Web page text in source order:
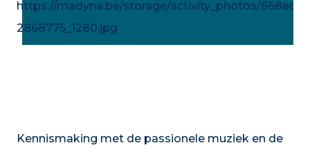
Kennismaking met de passionele muziek en de